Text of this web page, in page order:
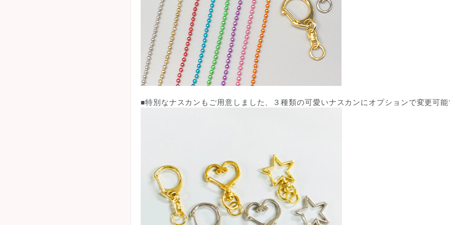
■特別なナスカンもご用意しました、３種類の可愛いナスカンにオプションで変更可